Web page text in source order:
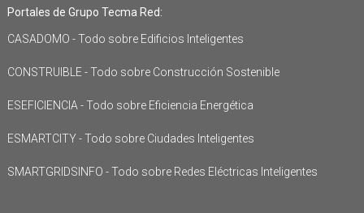
Portales de Grupo Tecma Red:
CASADOMO - Todo sobre Edificios Inteligentes
CONSTRUIBLE - Todo sobre Construcción Sostenible
ESEFICIENCIA - Todo sobre Eficiencia Energética
ESMARTCITY - Todo sobre Ciudades Inteligentes
SMARTGRIDSINFO - Todo sobre Redes Eléctricas Inteligentes